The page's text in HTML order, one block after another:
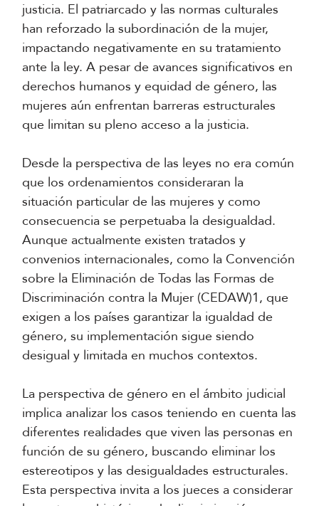
justicia. El patriarcado y las normas culturales
han reforzado la subordinación de la mujer,
impactando negativamente en su tratamiento
ante la ley. A pesar de avances significativos en
derechos humanos y equidad de género, las
mujeres aún enfrentan barreras estructurales
que limitan su pleno acceso a la justicia.
Desde la perspectiva de las leyes no era común
que los ordenamientos consideraran la
situación particular de las mujeres y como
consecuencia se perpetuaba la desigualdad.
Aunque actualmente existen tratados y
convenios internacionales, como la Convención
sobre la Eliminación de Todas las Formas de
Discriminación contra la Mujer (CEDAW)1, que
exigen a los países garantizar la igualdad de
género, su implementación sigue siendo
desigual y limitada en muchos contextos.
La perspectiva de género en el ámbito judicial
implica analizar los casos teniendo en cuenta las
diferentes realidades que viven las personas en
función de su género, buscando eliminar los
estereotipos y las desigualdades estructurales.
Esta perspectiva invita a los jueces a considerar